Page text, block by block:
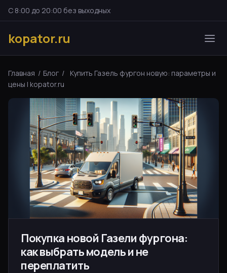
С 8:00 до 20:00 без выходных
kopator.ru
Главная / Блог /
Купить Газель фургон новую: параметры и
цены | kopator.ru
Покупка новой Газели фургона:
как выбрать модель и не
переплатить